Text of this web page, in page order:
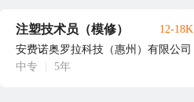
注塑技术员（模修）
安费诺奥罗拉科技（惠州）有限公司
中专
5年
12-18K